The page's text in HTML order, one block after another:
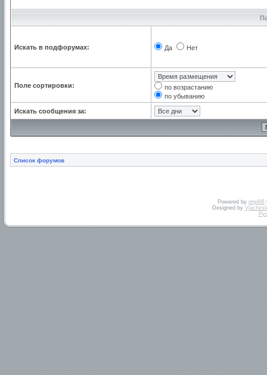
Искать в подфорумах: Да Нет
Поле сортировки:
по возрастанию
по убыванию
Искать сообщения за:
Список форумов
Powered by phpBB
Designed by